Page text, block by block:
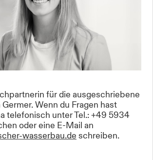
für die ausgeschriebene
Wenn du Fragen hast
telefonisch unter Tel.: +49 5934
oder eine E-Mail an
wasserbau.de schreiben.